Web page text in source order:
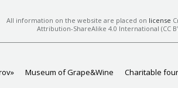
All information on the website are placed on license
Attribution-ShareAlike 4.0 International (CC
Museum of Grape&Wine Charitable